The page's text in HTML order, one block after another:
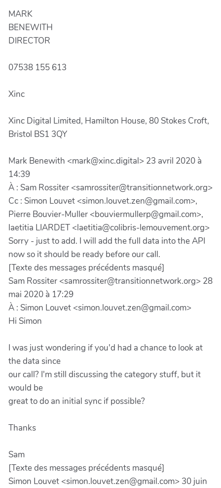
MARK
BENEWITH
DIRECTOR
07538 155 613
Xinc
Xinc Digital Limited, Hamilton House, 80 Stokes Croft,
Bristol BS1 3QY
Mark Benewith <mark@xinc.digital> 23 avril 2020 à
14:39
À : Sam Rossiter <samrossiter@transitionnetwork.org>
Cc : Simon Louvet <simon.louvet.zen@gmail.com>,
Pierre Bouvier-Muller <bouviermullerp@gmail.com>,
laetitia LIARDET <laetitia@colibris-lemouvement.org>
Sorry - just to add. I will add the full data into the API
now so it should be ready before our call.
[Texte des messages précédents masqué]
Sam Rossiter <samrossiter@transitionnetwork.org> 28
mai 2020 à 17:29
À : Simon Louvet <simon.louvet.zen@gmail.com>
Hi Simon
I was just wondering if you'd had a chance to look at
the data since
our call? I'm still discussing the category stuff, but it
would be
great to do an initial sync if possible?
Thanks
Sam
[Texte des messages précédents masqué]
Simon Louvet <simon.louvet.zen@gmail.com> 30 juin